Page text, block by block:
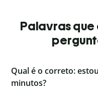
Palavras
Qual é o correto:
minutos?